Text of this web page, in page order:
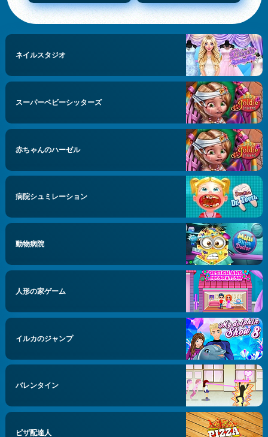
ネイルスタジオ
スーパーベビーシッターズ
赤ちゃんのハーゼル
病院シュミレーション
動物病院
人形の家ゲーム
イルカのジャンプ
バレンタイン
ピザ配達人